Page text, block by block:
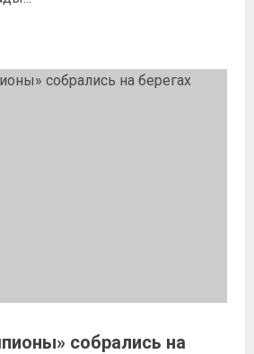
собрались на